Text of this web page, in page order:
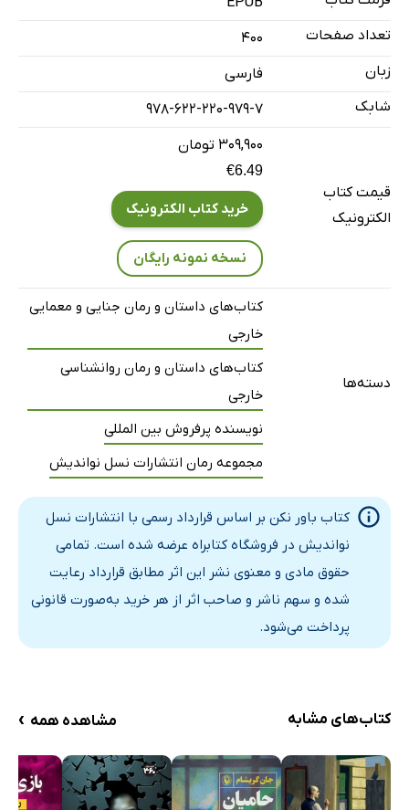
تعداد صفحات
400
زبان
فارسی
شابک
978-622-220-979-7
قیمت کتاب
الکترونیک
۳۰۹,۹۰۰ تومان
€6.49
خرید کتاب الکترونیک
نسخه نمونه رایگان
دسته‌ها
کتاب‌های داستان و رمان جنایی و معمایی
خارجی
کتاب‌های داستان و رمان روانشناسی
خارجی
نویسنده پرفروش بین المللی
مجموعه رمان انتشارات نسل نواندیش
کتاب باور نکن بر اساس قرارداد رسمی با انتشارات نسل
نواندیش در فروشگاه کتابراه عرضه شده است. تمامی
حقوق مادی و معنوی نشر این اثر مطابق قرارداد رعایت
شده و سهم ناشر و صاحب اثر از هر خرید به‌صورت قانونی
پرداخت می‌شود.
کتاب‌های مشابه مشاهده همه ›